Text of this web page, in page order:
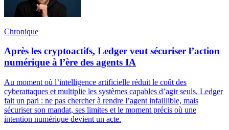
Chronique
Après les cryptoactifs, Ledger veut sécuriser l’action
numérique à l’ère des agents IA
Au moment où l’intelligence artificielle réduit le coût des
cyberattaques et multiplie les systèmes capables d’agir seuls, Ledger
fait un pari : ne pas chercher à rendre l’agent infaillible, mais
sécuriser son mandat, ses limites et le moment précis où une
intention numérique devient un acte.